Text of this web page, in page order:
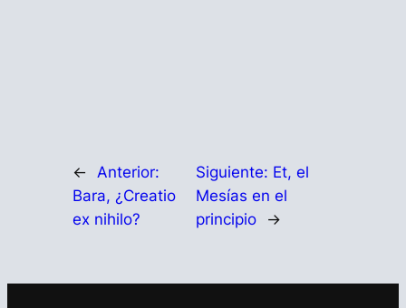
← Anterior:
Bara, ¿Creatio
ex nihilo?
Siguiente: Et, el
Mesías en el
principio
→